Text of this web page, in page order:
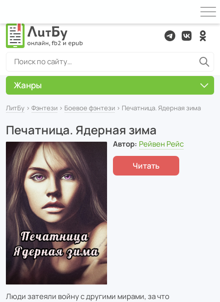
ЛитБу › Фэнтези › Боевое фэнтези › Печатница. Ядерная зима
Печатница. Ядерная зима
Автор: Рейвен Рейс
Читать
Люди затеяли войну с другими мирами, за что
Жанры